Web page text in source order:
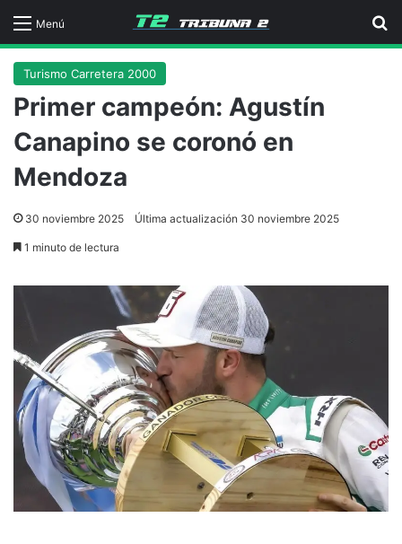
Menú
Turismo Carretera 2000
Primer campeón: Agustín
Canapino se coronó en
Mendoza
30 noviembre 2025 Última actualización 30 noviembre 2025
1 minuto de lectura